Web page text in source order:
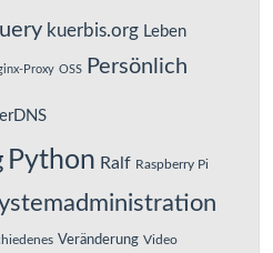
kuerbis.org Leben
Proxy OSS Persönlich
Python Ralf Raspberry Pi
Veränderung Video